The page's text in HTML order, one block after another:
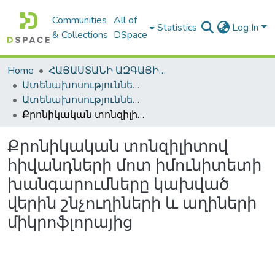
Communities
& Collections
All of
DSpace
Statistics Log In
Home
ՀԱՅԱՍՏԱՆԻ ԱԶԳԱՅԻՆ ԳՐԱԴԱՐԱՆԻ ԹՎԱՅԻՆ ՊԱՀՈՑ / DIGITAL REPOSITORY OF NLA
Ատենախոսություններ և սեղմագրեր / Theses & Abstracts
Ատենախոսություններ և սեղմագրեր / Theses & Abstracts
Քրոնիկական տոնզիլիտով հիվանդների մոտ իմունիտետի խանգարումները կախված վերին շնչուղիների և աղիների միկրոֆլորայից
Քրոնիկական տոնզիլիտով
հիվանդների մոտ իմունիտետի
խանգարումները կախված
վերին շնչուղիների և աղիների
միկրոֆլորայից